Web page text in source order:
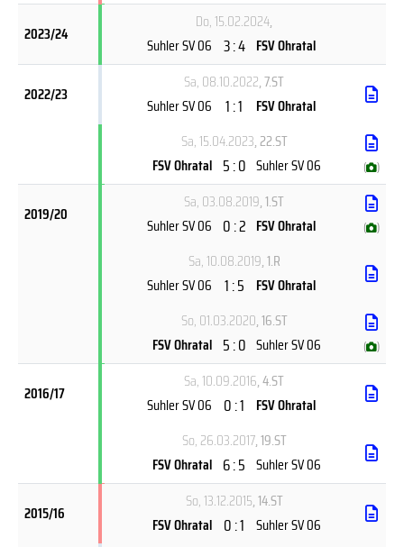
2023/24
Do, 15.02.2024,
Suhler SV 06 3 : 4 FSV Ohratal
2022/23
Sa, 08.10.2022, 7.ST
Suhler SV 06
1 : 1
FSV Ohratal
Sa, 15.04.2023, 22.ST
FSV Ohratal 5 : 0 Suhler SV 06 ( )
2019/20
Sa, 03.08.2019, 1.ST
Suhler SV 06 0 : 2 FSV Ohratal ( )
Sa, 10.08.2019, 1.R
Suhler SV 06 1 : 5 FSV Ohratal
So, 01.03.2020, 16.ST
FSV Ohratal 5 : 0 Suhler SV 06 ( )
2016/17
Sa, 10.09.2016, 4.ST
Suhler SV 06 0 : 1 FSV Ohratal
So, 26.03.2017, 19.ST
FSV Ohratal 6 : 5 Suhler SV 06
2015/16
So, 13.12.2015, 14.ST
FSV Ohratal 0 : 1 Suhler SV 06